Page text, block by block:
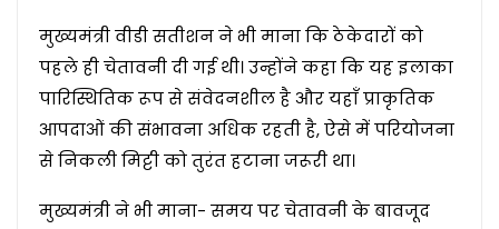
मुख्यमंत्री वीडी सतीशन ने भी माना कि ठेकेदारों को
पहले ही चेतावनी दी गई थी। उन्होंने कहा कि यह इलाका
पारिस्थितिक रूप से संवेदनशील है और यहाँ प्राकृतिक
आपदाओं की संभावना अधिक रहती है, ऐसे में परियोजना
से निकली मिट्टी को तुरंत हटाना जरूरी था।
मुख्यमंत्री ने भी माना- समय पर चेतावनी के बावजूद